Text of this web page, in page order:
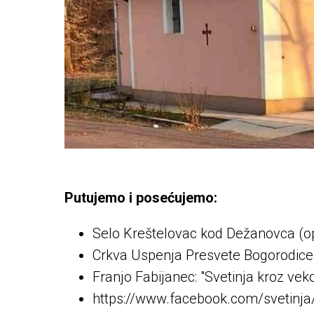
Putujemo i posećujemo:
Selo Kreštelovac kod Dežanovca
Crkva Uspenja Presvete Bogorodice
Franjo Fabijanec: "Svetinja kroz
https://www.facebook.com/